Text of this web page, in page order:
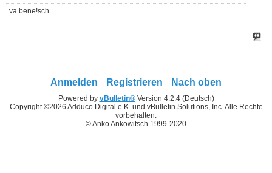
va bene!sch
Anmelden Registrieren Nach oben
Powered by vBulletin®Version 4.2.4 (Deutsch)
Copyright ©2026 Adduco Digital e.K. und vBulletin Solutions, Inc. Alle Rechte
vorbehalten.
© Anko Ankowitsch 1999-2020